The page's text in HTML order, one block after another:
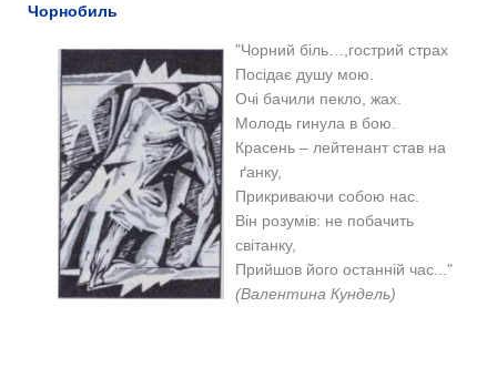
Чорнобиль
"Чорний біль…,гострий страх
Посідає душу мою.
Очі бачили пекло, жах.
Молодь гинула в бою.
Красень – лейтенант став на
ґанку,
Прикриваючи собою нас.
Він розумів: не побачить
світанку,
Прийшов його останній час..."
(Валентина Кундель)